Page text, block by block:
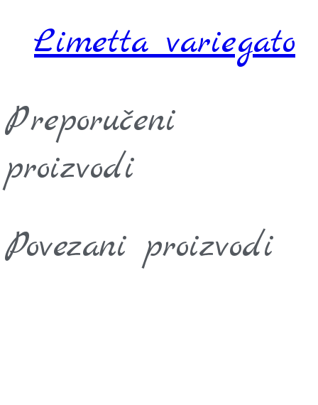
Limetta variegato
Preporučeni
proizvodi
Povezani proizvodi